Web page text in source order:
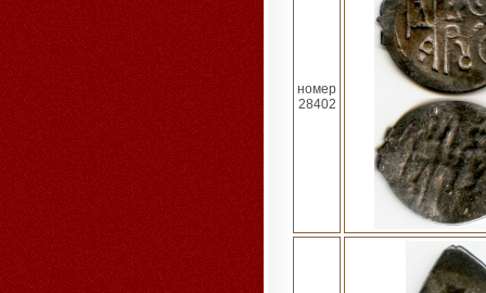
номер
28402